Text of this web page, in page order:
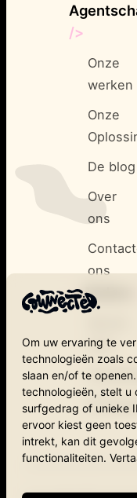
Om uw ervaring te
technologieën zoals
slaan en/of te
technologieën, stelt u
surfgedrag of unieke
ervoor kiest geen
intrekt, kan dit
functionaliteiten.
/>
Onze
werken
Onze
De blog
Over
ons
ons
<Andere
cow